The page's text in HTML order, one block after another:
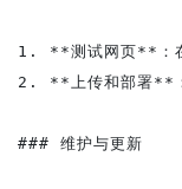
1. **测试网页**：在
2. **上传和部署**：
### 维护与更新